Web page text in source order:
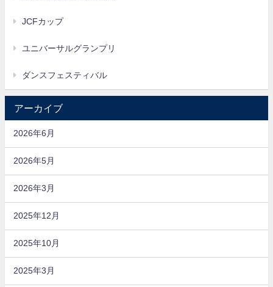
JCFカップ
ユニバーサルグランプリ
ダンスフェスティバル
アーカイブ
2026年6月
2026年5月
2026年3月
2025年12月
2025年10月
2025年3月